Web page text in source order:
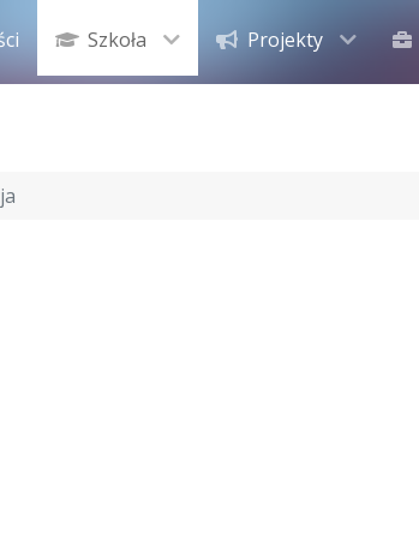
Szkoła Projekty